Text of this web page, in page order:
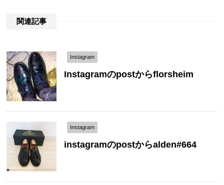
関連記事
Instagram
Instagramのpostからflorsheim
Instagram
instagramのpostからalden#664